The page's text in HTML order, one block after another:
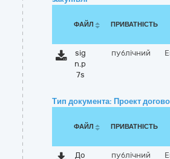
ФАЙЛ ПРИВАТНІСТЬ
sig
n.p
7s
публічний
Тип документа: Проект
ФАЙЛ ПРИВАТНІСТЬ
До
публічний